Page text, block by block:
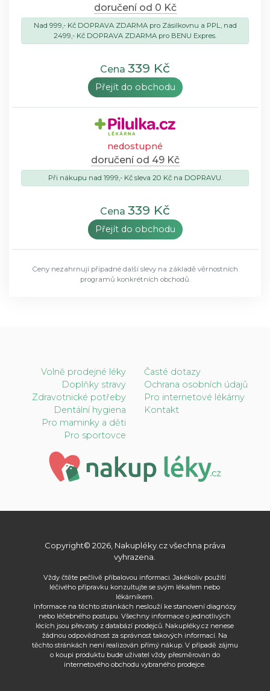
doručení od 0 Kč
Nad 999,- Kč DOPRAVA ZDARMA pro Zásilkovnu a PPL, nad
2499,- Kč DOPRAVA ZDARMA pro BENU Expres.
Cena 339 Kč
Přejít do obchodu
nedostupné
doručení od 49 Kč
Při nákupu nad 1999,- Kč sleva 20 Kč na DOPRAVU.
Cena 339 Kč
Přejít do obchodu
Ceny nezahrnují případné další slevy na základě věrnostních
programů konkrétních obchodů.
Volně prodejné léky
Doplňky stravy
Zdravotnické potřeby
Dentální hygiena
Pro maminky a děti
Pro sportovce
Časté dotazy
Ochrana osobních údajů
Pro internetové lékárny
Kontakt
Copyright© 2026, Nakupléky.cz všechna práva
vyhrazena.
Vždy čtěte pečlivě příbalovou informaci. Jakékoliv použití
léčivého přípravku konzultujte se svým lékařem nebo
lékárníkem.
Informace na těchto stránkách neslouží ke stanovení diagnózy
nebo léčebného postupu. Všechny informace o jednotlivých
lécích jsou převzaty z databází prodejců. Nakupléky.cz nenese
žádnou odpovědnost za správnost takových informací. Na
těchto stránkách není realizován přímý nákup. V případě zájmu
o koupi produktu bude uživatel vždy přesměrován do
internetového obchodu vybraného prodejce.